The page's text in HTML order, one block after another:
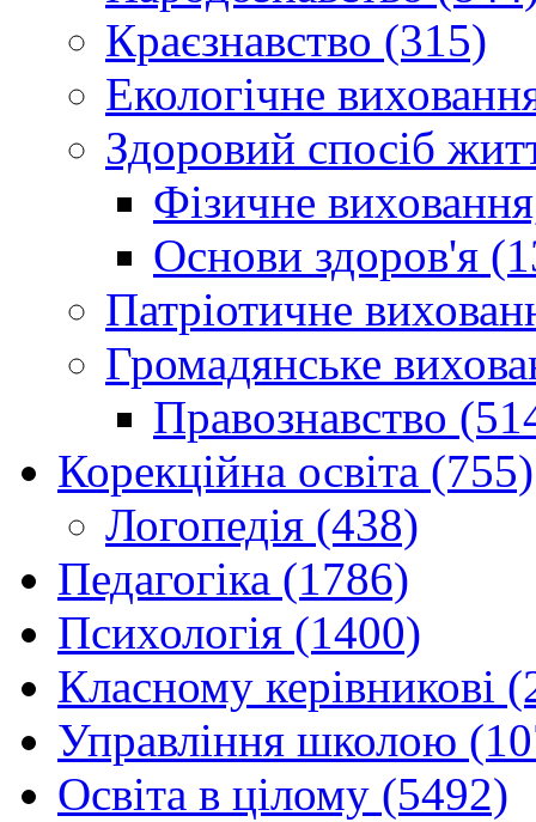
Краєзнавство (315)
Екологічне
Здоровий спосіб
Фізичне
Основи здоров'я
Патріотичне
Громадянське
Правознавство
Корекційна освіта (755)
Логопедія (438)
Педагогіка (1786)
Психологія (1400)
Класному керівникові
Управління школою
Освіта в цілому (5492)